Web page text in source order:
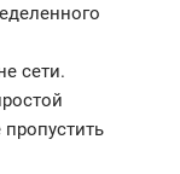
сети.